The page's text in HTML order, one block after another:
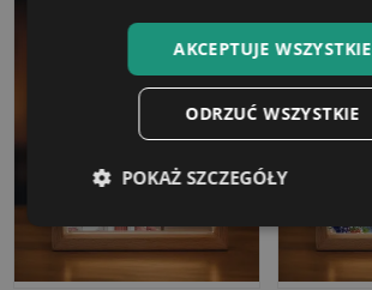
AKCEPTUJE WSZYSTKIE
ODRZUĆ WSZYSTKIE
POKAŻ SZCZEGÓŁY